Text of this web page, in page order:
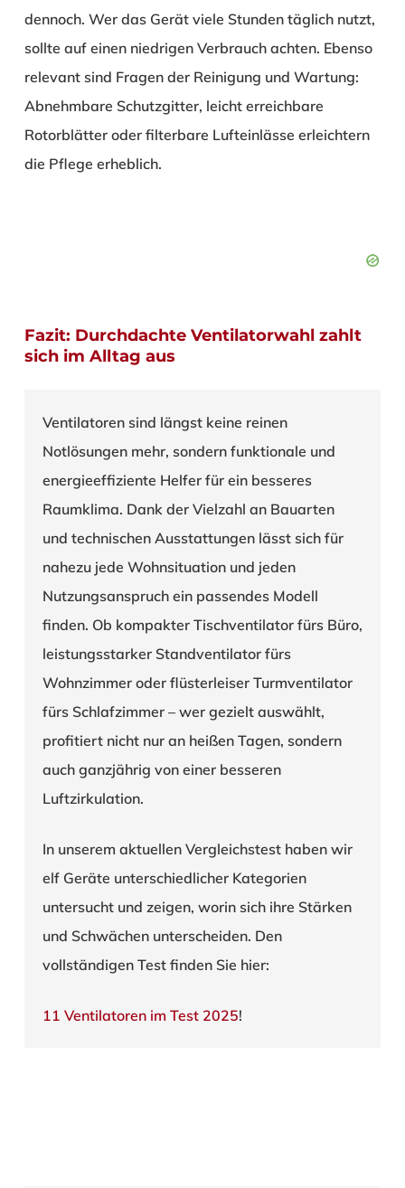
dennoch. Wer das Gerät viele Stunden täglich nutzt,
sollte auf einen niedrigen Verbrauch achten. Ebenso
relevant sind Fragen der Reinigung und Wartung:
Abnehmbare Schutzgitter, leicht erreichbare
Rotorblätter oder filterbare Lufteinlässe erleichtern
die Pflege erheblich.
Fazit: Durchdachte Ventilatorwahl zahlt
sich im Alltag aus
Ventilatoren sind längst keine reinen
Notlösungen mehr, sondern funktionale und
energieeffiziente Helfer für ein besseres
Raumklima. Dank der Vielzahl an Bauarten
und technischen Ausstattungen lässt sich für
nahezu jede Wohnsituation und jeden
Nutzungsanspruch ein passendes Modell
finden. Ob kompakter Tischventilator fürs Büro,
leistungsstarker Standventilator fürs
Wohnzimmer oder flüsterleiser Turmventilator
fürs Schlafzimmer – wer gezielt auswählt,
profitiert nicht nur an heißen Tagen, sondern
auch ganzjährig von einer besseren
Luftzirkulation.
In unserem aktuellen Vergleichstest haben wir
elf Geräte unterschiedlicher Kategorien
untersucht und zeigen, worin sich ihre Stärken
und Schwächen unterscheiden. Den
vollständigen Test finden Sie hier:
11 Ventilatoren im Test 2025!